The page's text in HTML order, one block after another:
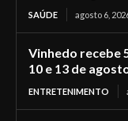
SAÚDE agosto 6,
Vinhedo recebe
10 e 13 de
ENTRETENIMENTO